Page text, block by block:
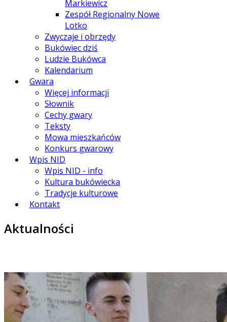
Markiewicz
Zespół Regionalny Nowe
Lotko
Zwyczaje i obrzędy
Bukówiec dziś
Ludzie Bukówca
Kalendarium
Gwara
Więcej informacji
Słownik
Cechy gwary
Teksty
Mowa mieszkańców
Konkurs gwarowy
Wpis NID
Wpis NID - info
Kultura bukówiecka
Tradycje kulturowe
Kontakt
Aktualności